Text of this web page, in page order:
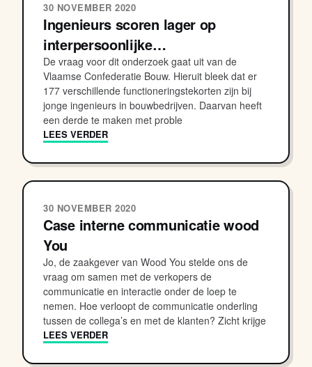
30 NOVEMBER 2020
Ingenieurs scoren lager op
interpersoonlijke…
De vraag voor dit onderzoek gaat uit van de
Vlaamse Confederatie Bouw. Hieruit bleek dat er
177 verschillende functioneringstekorten zijn bij
jonge ingenieurs in bouwbedrijven. Daarvan heeft
een derde te maken met proble
LEES VERDER
30 NOVEMBER 2020
Case interne communicatie wood
You
Jo, de zaakgever van Wood You stelde ons de
vraag om samen met de verkopers de
communicatie en interactie onder de loep te
nemen. Hoe verloopt de communicatie onderling
tussen de collega’s en met de klanten? Zicht krijge
LEES VERDER